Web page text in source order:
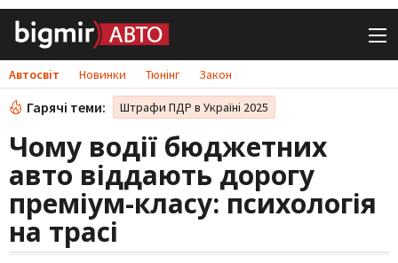
Автосвіт Новинки Тюнінг Закон
Гарячі теми: Штрафи ПДР в Україні 2025
Чому водії бюджетних
авто віддають дорогу
преміум-класу: психологія
на трасі